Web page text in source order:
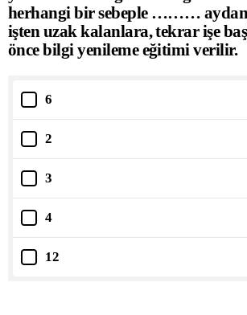
herhangi bir sebeple ……… aydan
işten uzak kalanlara, tekrar işe
önce bilgi yenileme eğitimi verilir.
6
2
3
4
12